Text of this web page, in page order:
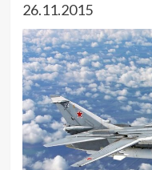
26.11.2015